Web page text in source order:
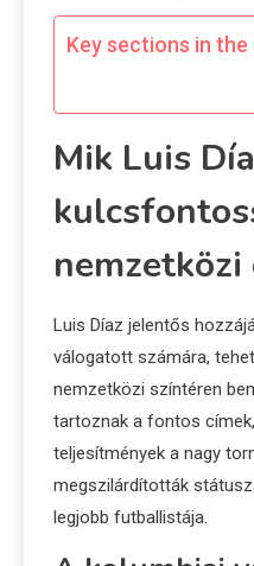
Key sections in
Mik Luis
nemzetközi
Luis Díaz jelentős
válogatott számára,
nemzetközi színtéren
tartoznak a fontos
teljesítmények a nagy
megszilárdították
legjobb futballistája.